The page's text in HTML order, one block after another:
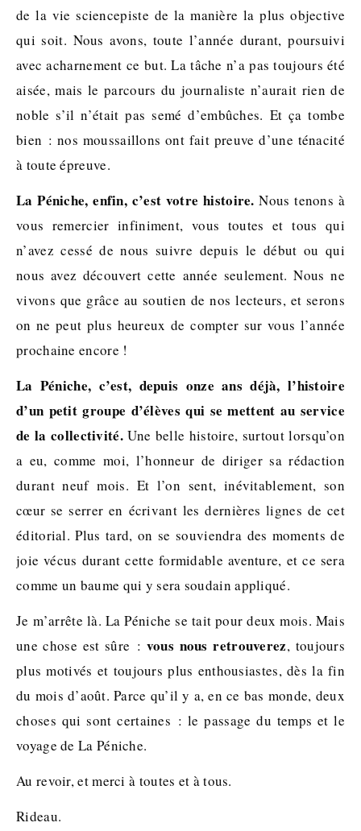
de la vie sciencepiste de la manière la plus objective
qui soit. Nous avons, toute l’année durant, poursuivi
avec acharnement ce but. La tâche n’a pas toujours été
aisée, mais le parcours du journaliste n’aurait rien de
noble s’il n’était pas semé d’embûches. Et ça tombe
bien : nos moussaillons ont fait preuve d’une ténacité
à toute épreuve.
La Péniche, enfin, c’est votre histoire. Nous tenons à
vous remercier infiniment, vous toutes et tous qui
n’avez cessé de nous suivre depuis le début ou qui
nous avez découvert cette année seulement. Nous ne
vivons que grâce au soutien de nos lecteurs, et serons
on ne peut plus heureux de compter sur vous l’année
prochaine encore !
La Péniche, c’est, depuis onze ans déjà, l’histoire
d’un petit groupe d’élèves qui se mettent au service
de la collectivité.Une belle histoire, surtout lorsqu’on
a eu, comme moi, l’honneur de diriger sa rédaction
durant neuf mois. Et l’on sent, inévitablement, son
cœur se serrer en écrivant les dernières lignes de cet
éditorial. Plus tard, on se souviendra des moments de
joie vécus durant cette formidable aventure, et ce sera
comme un baume qui y sera soudain appliqué.
Je m’arrête là. La Péniche se tait pour deux mois. Mais
une chose est sûre : vous nous retrouverez, toujours
plus motivés et toujours plus enthousiastes, dès la fin
du mois d’août. Parce qu’il y a, en ce bas monde, deux
choses qui sont certaines : le passage du temps et le
voyage de La Péniche.
Au revoir, et merci à toutes et à tous.
Rideau.